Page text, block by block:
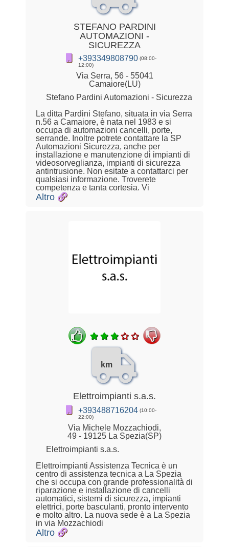
STEFANO PARDINI
AUTOMAZIONI -
SICUREZZA
+393349808790 (08:00-
12:00)
Via Serra, 56 - 55041
Camaiore(LU)
Stefano Pardini Automazioni - Sicurezza
La ditta Pardini Stefano, situata in via Serra
n.56 a Camaiore, è nata nel 1983 e si
occupa di automazioni cancelli, porte,
serrande. Inoltre potrete contattare la SP
Automazioni Sicurezza, anche per
installazione e manutenzione di impianti di
videosorveglianza, impianti di sicurezza
antintrusione. Non esitate a contattarci per
qualsiasi informazione. Troverete
competenza e tanta cortesia. Vi
Altro
km
Elettroimpianti s.a.s.
+393488716204 (10:00-
22:00)
Via Michele Mozzachiodi,
49 - 19125 La Spezia(SP)
Elettroimpianti s.a.s.
Elettroimpianti Assistenza Tecnica è un
centro di assistenza tecnica a La Spezia
che si occupa con grande professionalità di
riparazione e installazione di cancelli
automatici, sistemi di sicurezza, impianti
elettrici, porte basculanti, pronto intervento
e molto altro. La nuova sede è a La Spezia
in via Mozzachiodi
Altro